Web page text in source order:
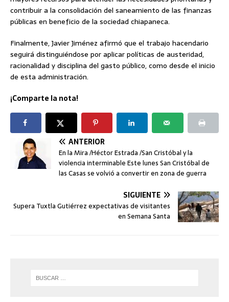
contribuir a la consolidación del saneamiento de las finanzas
públicas en beneficio de la sociedad chiapaneca.
Finalmente, Javier Jiménez afirmó que el trabajo hacendario
seguirá distinguiéndose por aplicar políticas de austeridad,
racionalidad y disciplina del gasto público, como desde el inicio
de esta administración.
¡Comparte la nota!
ANTERIOR
En la Mira /Héctor Estrada /San Cristóbal y la
violencia interminable Este lunes San Cristóbal de
las Casas se volvió a convertir en zona de guerra
SIGUIENTE
Supera Tuxtla Gutiérrez expectativas de visitantes
en Semana Santa